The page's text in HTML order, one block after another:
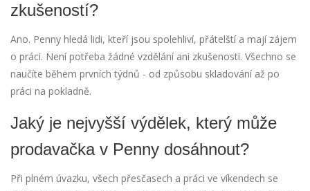
zkušeností?
Ano. Penny hledá lidi, kteří jsou spolehliví, přátelští a mají zájem
o práci. Není potřeba žádné vzdělání ani zkušenosti. Všechno se
naučíte během prvních týdnů - od způsobu skladování až po
práci na pokladně.
Jaký je nejvyšší výdělek, který může
prodavačka v Penny dosáhnout?
Při plném úvazku, všech přesčasech a práci ve víkendech se